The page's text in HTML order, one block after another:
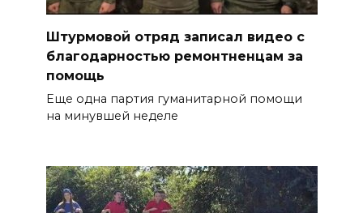
Штурмовой отряд записал видео с
благодарностью ремонтненцам за
помощь
Еще одна партия гуманитарной помощи
на минувшей неделе